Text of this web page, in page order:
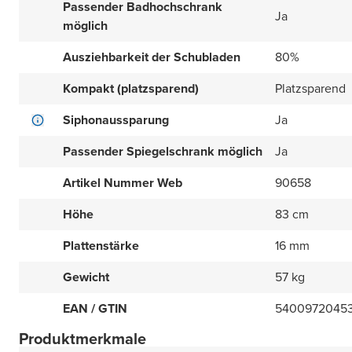
Passender Badhochschrank
möglich
Ja
Ausziehbarkeit der Schubladen
80%
Kompakt (platzsparend)
Platzsparend
Siphonaussparung
Ja
Passender Spiegelschrank möglich
Ja
Artikel Nummer Web
90658
Höhe
83 cm
Plattenstärke
16 mm
Gewicht
57 kg
EAN / GTIN
Produktmerkmale